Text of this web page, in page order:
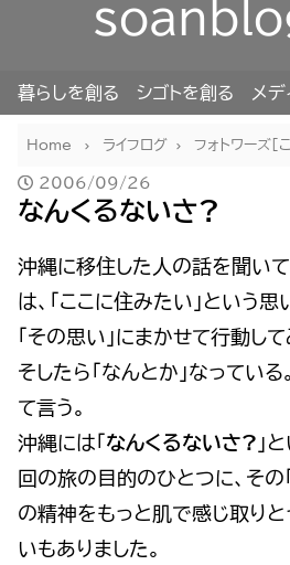
暮らしを創る シゴトを創る メデ
Home ライフログ フォトワーズ[
2006/09/26
なんくるないさ?
沖縄に移住した人の話を聞い
は、「ここに住みたい」という
「その思い」にまかせて行動し
そしたら「なんとか」なっている
て言う。
沖縄には「 なんくるないさ? 」
回の旅の目的のひとつに、その
の精神をもっと肌で感じ取り
いもありました。